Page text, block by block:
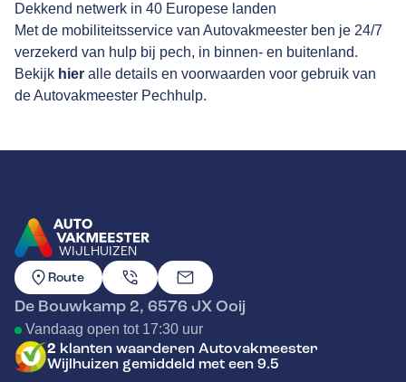
Dekkend netwerk in 40 Europese landen
Met de mobiliteitsservice van Autovakmeester ben je 24/7
verzekerd van hulp bij pech, in binnen- en buitenland.
Bekijk hier alle details en voorwaarden voor gebruik van
de Autovakmeester Pechhulp.
WIJLHUIZEN
GA NAAR DE HOMEPAGINA
Route
De Bouwkamp 2, 6576 JXOoij
Vandaag open tot 17:30 uur
2 klanten waarderen Autovakmeester
Wijlhuizen gemiddeld met een 9.5